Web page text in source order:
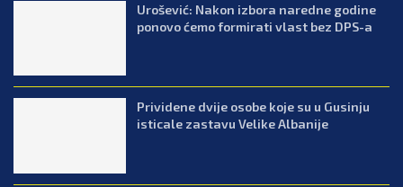
Urošević: Nakon izbora naredne godine
ponovo ćemo formirati vlast bez DPS-a
Prividene dvije osobe koje su u Gusinju
isticale zastavu Velike Albanije